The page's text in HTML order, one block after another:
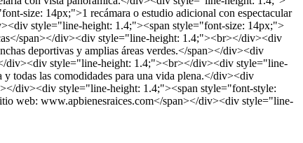
size: 14px;">1 recámara o estudio adicional con espectacular
style="line-height: 1.4;"><span style="font-size: 14px;">
span></div><div style="line-height: 1.4;"><br></div><div
deportivas y amplias áreas verdes.</span></div><div
div><div style="line-height: 1.4;"><br></div><div style="line-
todas las comodidades para una vida plena.</div><div
div><div style="line-height: 1.4;"><span style="font-style:
web: www.apbienesraices.com</span></div><div style="line-